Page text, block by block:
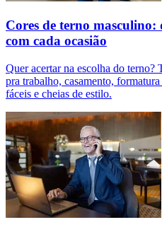
Cores de terno
com cada ocasião
Quer acertar na escolha do terno?
pra trabalho, casamento,
fáceis e cheias de estilo.